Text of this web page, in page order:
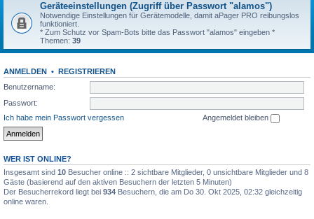
Geräteeinstellungen (Zugriff über Passwort "alamos")
Notwendige Einstellungen für Gerätemodelle, damit aPager PRO reibungslos
funktioniert.
* Zum Schutz vor Spam-Bots bitte das Passwort "alamos" eingeben *
Themen: 39
ANMELDEN • REGISTRIEREN
Benutzername:
Passwort:
Ich habe mein Passwort vergessen
Angemeldet bleiben
WER IST ONLINE?
Insgesamt sind 10 Besucher online :: 2 sichtbare Mitglieder, 0 unsichtbare Mitglieder und 8
Gäste (basierend auf den aktiven Besuchern der letzten 5 Minuten)
Der Besucherrekord liegt bei 934 Besuchern, die am Do 30. Okt 2025, 02:32 gleichzeitig
online waren.